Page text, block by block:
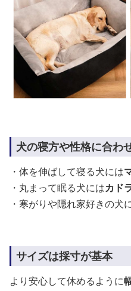
犬の寝方や性格に合わ
・体を伸ばして寝る犬には
・丸まって眠る犬にはカド
・寒がりや隠れ家好きの犬
サイズは採寸が基本
より安心して休めるように